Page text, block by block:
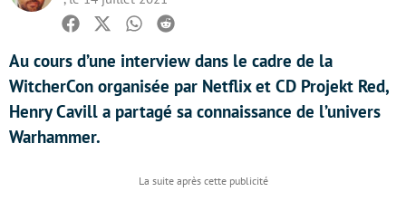
Facebook
TwitterWhatsapp
Reddit
Au cours d’une interview dans le cadre de la
WitcherCon organisée par Netflix et CD Projekt Red,
Henry Cavill a partagé sa connaissance de l’univers
Warhammer.